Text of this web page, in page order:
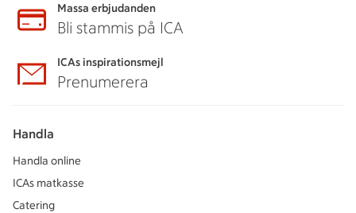
Massa erbjudanden
Bli stammis på ICA
ICAs inspirationsmejl
Prenumerera
Handla
Handla online
ICAs matkasse
Catering